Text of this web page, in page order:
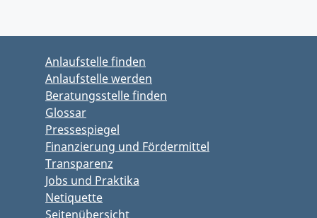
Anlaufstelle finden
Anlaufstelle werden
Beratungsstelle finden
Glossar
Pressespiegel
Finanzierung und Fördermittel
Transparenz
Jobs und Praktika
Netiquette
Seitenübersicht